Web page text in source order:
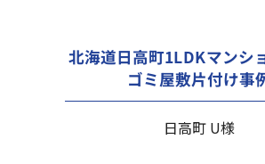
北海道日高町1LDKマンシ
ゴミ屋敷片付け事
日高町 U様